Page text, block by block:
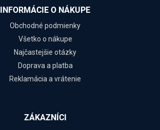
INFORMÁCIE O NÁKUPE
Obchodné podmienky
Všetko o nákupe
Najčastejšie otázky
Doprava a platba
Reklamácia a vrátenie
ZÁKAZNÍCI